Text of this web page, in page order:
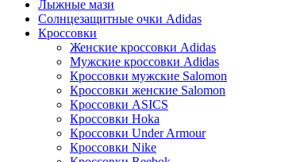
Лыжные мази
Солнцезащитные очки Adidas
Кроссовки
Женские кроссовки Adidas
Мужские кроссовки Adidas
Кроссовки мужские Salomon
Кроссовки женские Salomon
Кроссовки ASICS
Кроссовки Hoka
Кроссовки Under Armour
Кроссовки Nike